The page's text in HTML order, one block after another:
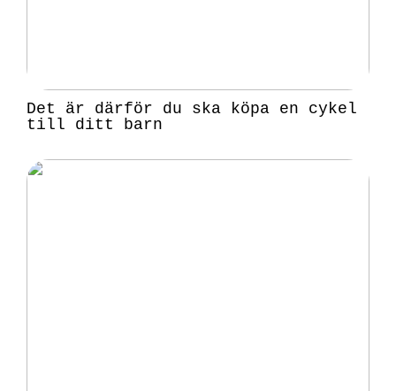
Det är därför du ska köpa en cykel
till ditt barn